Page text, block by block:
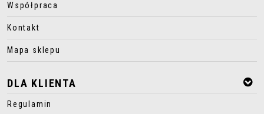
Współpraca
Kontakt
Mapa sklepu
DLA KLIENTA
Regulamin